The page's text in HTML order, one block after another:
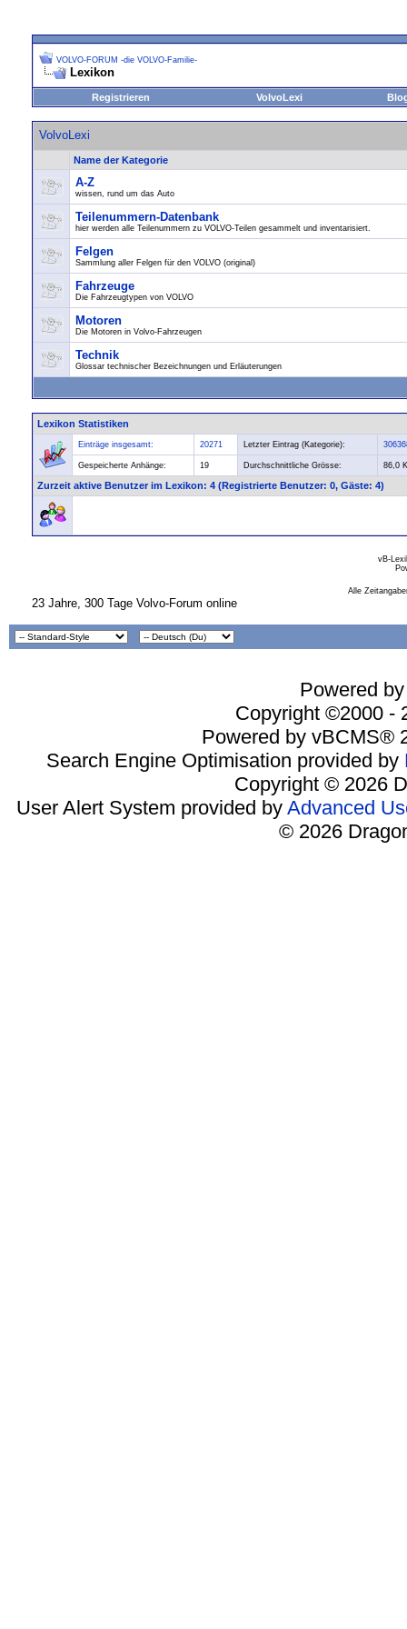
VOLVO-FORUM -die VOLVO-Familie-
Lexikon
Registrieren VolvoLexi
VolvoLexi
Name der Kategorie
A-Z
wissen, rund um das Auto
Teilenummern-Datenbank
hier werden alle Teilenummern zu VOLVO-Teilen gesammelt und inventarisiert.
Felgen
Sammlung aller Felgen für den VOLVO (original)
Fahrzeuge
Die Fahrzeugtypen von VOLVO
Motoren
Die Motoren in Volvo-Fahrzeugen
Technik
Glossar technischer Bezeichnungen und Erläuterungen
Lexikon Statistiken
Einträge insgesamt: 20271 Letzter Eintrag (Kategorie):
Gespeicherte Anhänge: 19 Durchschnittliche Grösse: 86,0
Zurzeit aktive Benutzer im Lexikon: 4 (Registrierte Benutzer: 0, Gäste: 4)
vB-
Alle
23 Jahre, 300 Tage Volvo-Forum online
Powered
Copyright ©2000 -
Powered by vBCMS®
Search Engine Optimisation provided by
Copyright © 2026
User Alert System provided by Advanced
© 2026